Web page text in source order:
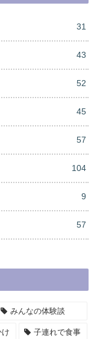
31
43
52
45
57
104
9
57
子連れで食事
みんなの体験談